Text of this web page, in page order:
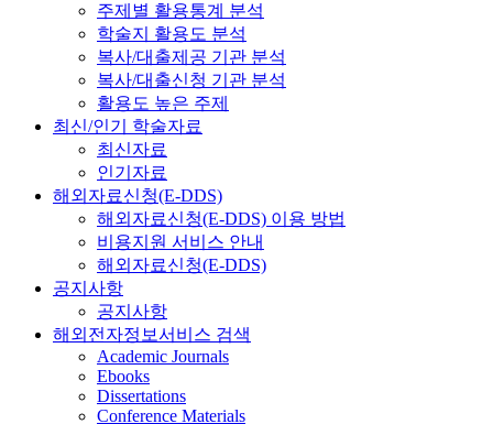
주제별 활용통계 분석
학술지 활용도 분석
복사/대출제공 기관 분석
복사/대출신청 기관 분석
활용도 높은 주제
최신/인기 학술자료
최신자료
인기자료
해외자료신청(E-DDS)
해외자료신청(E-DDS) 이용 방법
비용지원 서비스 안내
해외자료신청(E-DDS)
공지사항
공지사항
해외전자정보서비스 검색
Academic Journals
Ebooks
Dissertations
Conference Materials